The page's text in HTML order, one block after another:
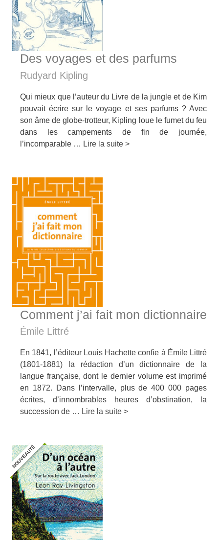
Des voyages et des parfums
Rudyard Kipling
Qui mieux que l’auteur du Livre de la jungle et de Kim
pouvait écrire sur le voyage et ses parfums ? Avec
son âme de globe-trotteur, Kipling loue le fumet du feu
dans les campements de fin de journée,
l’incomparable … Lire la suite >
Comment j’ai fait mon dictionnaire
Émile Littré
En 1841, l’éditeur Louis Hachette confie à Émile Littré
(1801-1881) la rédaction d’un dictionnaire de la
langue française, dont le dernier volume est imprimé
en 1872. Dans l’intervalle, plus de 400 000 pages
écrites, d’innombrables heures d’obstination, la
succession de … Lire la suite >
NOUVEAUTÉ